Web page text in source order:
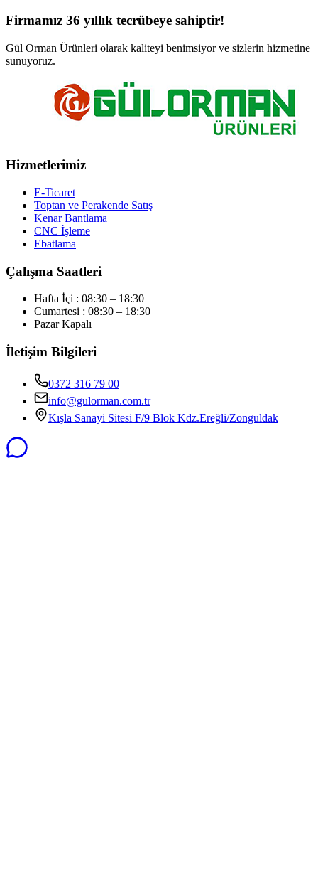
Firmamız 36 yıllık tecrübeye sahiptir!
Gül Orman Ürünleri olarak kaliteyi benimsiyor ve sizlerin hizmetine
sunuyoruz.
Hizmetlerimiz
E-Ticaret
Toptan ve Perakende Satış
Kenar Bantlama
CNC İşleme
Ebatlama
Çalışma Saatleri
Hafta İçi : 08:30 – 18:30
Cumartesi : 08:30 – 18:30
Pazar Kapalı
İletişim Bilgileri
0372 316 79 00
info@gulorman.com.tr
Kışla Sanayi Sitesi F/9 Blok Kdz.Ereğli/Zonguldak